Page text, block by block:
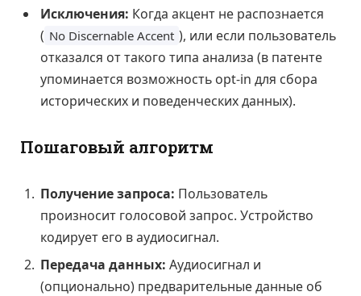
Исключения: Когда акцент не распознается
( No Discernable Accent ), или если пользователь
отказался от такого типа анализа (в патенте
упоминается возможность opt-in для сбора
исторических и поведенческих данных).
Пошаговый алгоритм
Получение запроса: Пользователь
произносит голосовой запрос. Устройство
кодирует его в аудиосигнал.
Передача данных: Аудиосигнал и
(опционально) предварительные данные об